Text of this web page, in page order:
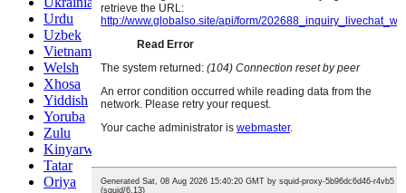
Urdu
Uzbek
Vietnamese
Welsh
Xhosa
Yiddish
Yoruba
Zulu
Kinyarwanda
Tatar
Oriya